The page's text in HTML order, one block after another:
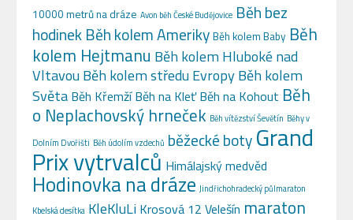
10000 metrů na dráze Avon běh České Budějovice Běh bez
hodinek Běh kolem Ameriky Běh kolem Baby Běh
kolem Hejtmanu Běh kolem Hluboké nad
VltavouBěh kolem středu EvropyBěh kolem
Světa Běh Křemží Běh na Kleť Běh na Kohout Běh
o Neplachovský hrneček Běh vítězství Ševětín Běhy v
Dolním Dvořišti Běh údolím vzdechů běžecké boty Grand
Prix vytrvalců Himálajský medvěd
Hodinovka na dráze Jindřichohradecký půlmaraton
Kbelská desítka KleKluLi Krosová 12 Velešín maraton